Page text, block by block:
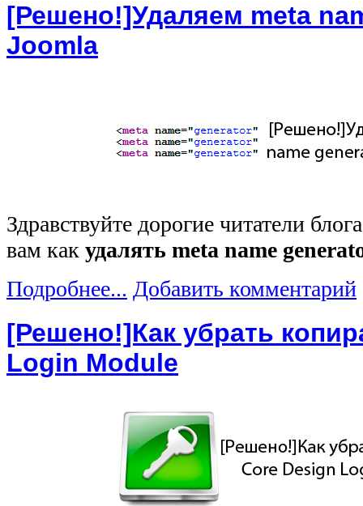
[Решено!]Удаляем meta
Joomla
Здравствуйте дорогие читатели
вам как удалять meta name
Подробнее... Добавить комментарий
[Решено!]Как убрать
Login Module